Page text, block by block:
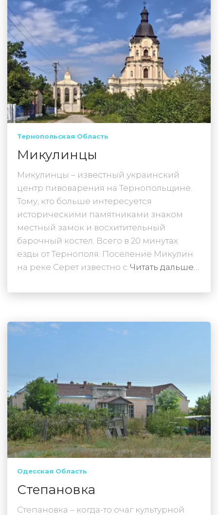
Тернопольская Область
Микулинцы
Микулинцы – известный украинский
центр пивоварения на Тернопольщине.
Тому, кто больше интересуется
историческими памятниками знаком
местный замок и восхитительный
барочный костел. Всего в 20 минутах
езды от Тернополя. Поселение Микулин
на реке Серет известно с Читать дальше…
Одесская Область
Степановка
Степановка – когда-то очаг культурной